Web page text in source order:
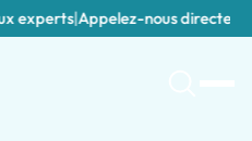
|Appelez-nous directement